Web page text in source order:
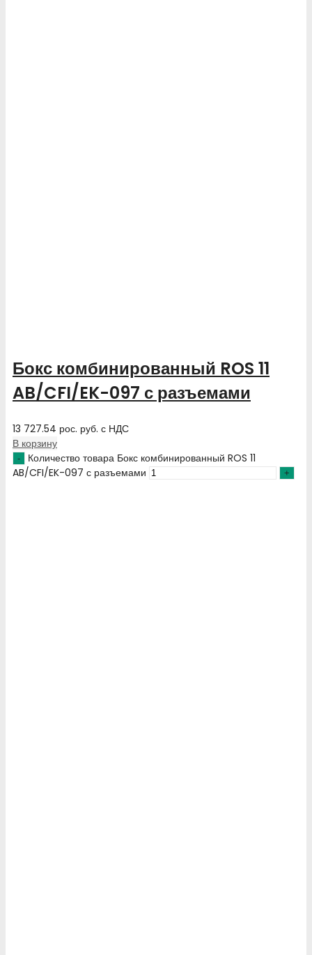
Бокс комбинированный ROS 11
AB/CFI/EK-097 с разъемами
13 727.54 рос. руб. с НДС
В корзину
Количество товара Бокс комбинированный ROS 11
AB/CFI/EK-097 с разъемами